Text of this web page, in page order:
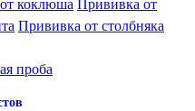
коклюша Прививка от
Прививка от столбняка
проба